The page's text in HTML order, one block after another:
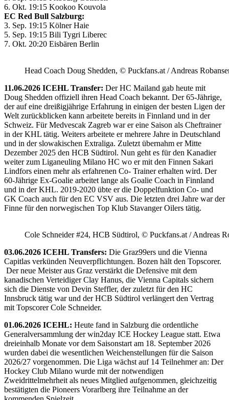
6. Okt. 19:15 Kookoo Kouvola
EC Red Bull Salzburg:
3. Sep. 19:15 Kölner Haie
5. Sep. 19:15 Bili Tygri Liberec
7. Okt. 20:20 Eisbären Berlin
Head Coach Doug Shedden, © Puckfans.at / Andreas
11.06.2026 ICEHL Transfer: Der HC Mailand gab heute mit
Doug Shedden offiziell ihren Head Coach bekannt. Der 65-Jährige,
der auf eine dreißigjährige Erfahrung in einigen der besten Ligen der
Welt zurückblicken kann arbeitete bereits in Finnland und in der
Schweiz. Für Medvescak Zagreb war er eine Saison als Cheftrainer
in der KHL tätig. Weiters arbeitete er mehrere Jahre in Deutschland
und in der slowakischen Extraliga. Zuletzt übernahm er Mitte
Dezember 2025 den HCB Südtirol. Nun geht es für den Kanadier
weiter zum Liganeuling Milano HC wo er mit den Finnen Sakari
Lindfors einen mehr als erfahrenen Co- Trainer erhalten wird. Der
60-Jährige Ex-Goalie arbeitet lange als Goalie Coach in Finnland
und in der KHL. 2019-2020 übte er die Doppelfunktion Co- und
GK Coach auch für den EC VSV aus. Die letzten drei Jahre war der
Finne für den norwegischen Top Klub Stavanger Oilers tätig.
Cole Schneider #24, HCB Südtirol, © Puckfans.at / Andreas
03.06.2026 ICEHL Transfers: Die Graz99ers und die Vienna
Capitlas verkünden Neuverpflichtungen. Bozen hält den Topscorer.
Der neue Meister aus Graz verstärkt die Defensive mit dem
kanadischen Verteidiger Clay Hanus, die Vienna Capitals sichern
sich die Dienste von Devin Steffler, der zuletzt für den HC
Innsbruck tätig war und der HCB Südtirol verlängert den Vertrag
mit Topscorer Cole Schneider.
01.06.2026 ICEHL: Heute fand in Salzburg die ordentliche
Generalversammlung der win2day ICE Hockey League statt. Etwa
dreieinhalb Monate vor dem Saisonstart am 18. September 2026
wurden dabei die wesentlichen Weichenstellungen für die Saison
2026/27 vorgenommen. Die Liga wächst auf 14 Teilnehmer an: Der
Hockey Club Milano wurde mit der notwendigen
Zweidrittelmehrheit als neues Mitglied aufgenommen, gleichzeitig
bestätigten die Pioneers Vorarlberg ihre Teilnahme an der